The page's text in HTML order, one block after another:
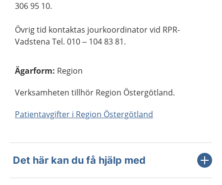
306 95 10.
Övrig tid kontaktas jourkoordinator vid RPR-
Vadstena Tel. 010 – 104 83 81.
Ägarform: Region
Verksamheten tillhör Region Östergötland.
Patientavgifter i Region Östergötland
Det här kan du få hjälp med